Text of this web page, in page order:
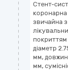
Стент-
коронарна
звичайна з
покриттям
діаметр
мм,
мм,